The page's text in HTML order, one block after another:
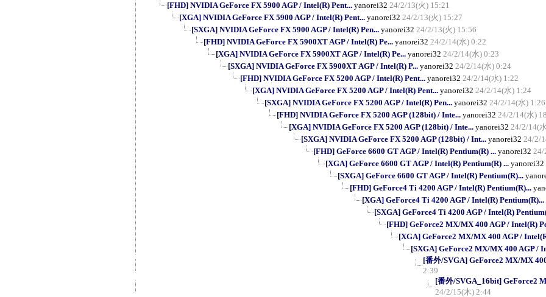
[FHD] NVIDIA GeForce FX 5900 AGP / Intel(R) Pent... yanorei32 24/2/13(火) 15:21
[XGA] NVIDIA GeForce FX 5900 AGP / Intel(R) Pent... yanorei32 24/2/13(火) 15:27
[SXGA] NVIDIA GeForce FX 5900 AGP / Intel(R) Pen... yanorei32 24/2/13(火) 15:56
[FHD] NVIDIA GeForce FX 5900XT AGP / Intel(R) Pe... yanorei32 24/2/14(水) 0:22
[XGA] NVIDIA GeForce FX 5900XT AGP / Intel(R) Pe... yanorei32 24/2/14(水) 0:23
[SXGA] NVIDIA GeForce FX 5900XT AGP / Intel(R) P... yanorei32 24/2/14(水) 0:24
[FHD] NVIDIA GeForce FX 5200 AGP / Intel(R) Pent... yanorei32 24/2/14(水) 1:22
[XGA] NVIDIA GeForce FX 5200 AGP / Intel(R) Pent... yanorei32 24/2/14(水) 1:24
[SXGA] NVIDIA GeForce FX 5200 AGP / Intel(R) Pen... yanorei32 24/2/14(水) 1:26
[FHD] NVIDIA GeForce FX 5200 AGP (128bit) / Inte... yanorei32 24/2/14(水)
[XGA] NVIDIA GeForce FX 5200 AGP (128bit) / Inte... yanorei32 24/2/14(
[SXGA] NVIDIA GeForce FX 5200 AGP (128bit) / Int... yanorei32 24/2/
[FHD] GeForce 6600 GT AGP / Intel(R) Pentium(R) ... yanorei32 24/
[XGA] GeForce 6600 GT AGP / Intel(R) Pentium(R) ... yanorei32
[SXGA] GeForce 6600 GT AGP / Intel(R) Pentium(R)...
[FHD] GeForce4 Ti 4200 AGP / Intel(R) Pentium(R)...
[XGA] GeForce4 Ti 4200 AGP / Intel(R) Pentium(R)...
[SXGA] GeForce4 Ti 4200 AGP / Intel(R)
[FHD] GeForce2 MX/MX 400 AGP / Intel(R)
[XGA] GeForce2 MX/MX 400 AGP /
[SXGA] GeForce2 MX/MX 400 AGP /
[番外/SVGA] GeForce2 MX/MX
2:39
[番外/SVGA_16bit] GeForce2
24/2/15(木) 2:44